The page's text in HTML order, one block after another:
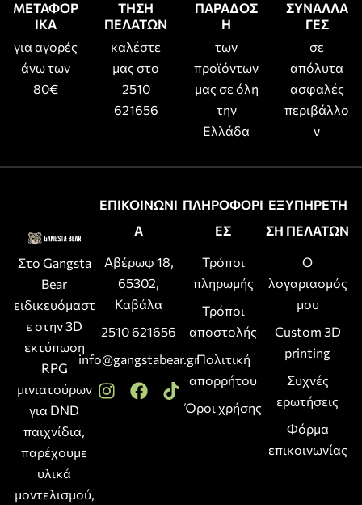
ΜΕΤΑΦΟΡ
ΙΚΑ
για αγορές
άνω των
80€
ΤΗΣΗ
ΠΕΛΑΤΩΝ
καλέστε
μας στο
2510
621656
ΠΑΡΑΔΟΣ
Η
των
προϊόντων
μας σε όλη
την
Ελλάδα
ΣΥΝΑΛΛΑ
ΓΕΣ
σε
απόλυτα
ασφαλές
περιβάλλο
ν
Στο Gangsta
Bear
ειδικευόμαστ
ε στην 3D
εκτύπωση
RPG
μινιατούρων
για DND
παιχνίδια,
παρέχουμε
υλικά
μοντελισμού,
ΕΠΙΚΟΙΝΩΝΙ
Α
Αβέρωφ 18,
65302,
Καβάλα
2510 621656
info@gangstabear.gr
ΠΛΗΡΟΦΟΡΙ
ΕΣ
Τρόποι
πληρωμής
Τρόποι
αποστολής
Πολιτική
απορρήτου
Όροι χρήσης
ΕΞΥΠΗΡΕΤΗ
ΣΗ ΠΕΛΑΤΩΝ
Ο
λογαριασμός
μου
Custom 3D
printing
Συχνές
ερωτήσεις
Φόρμα
επικοινωνίας